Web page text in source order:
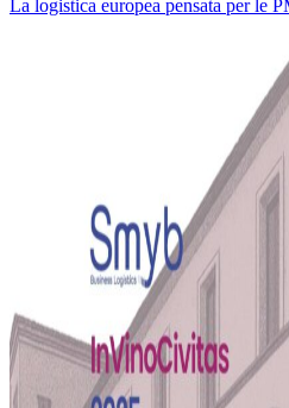
La logistica europea pensata per le